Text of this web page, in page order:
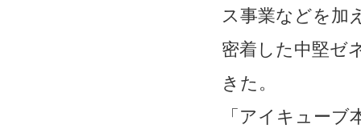
ス事業などを加
密着した中堅ゼ
きた。
「アイキュー